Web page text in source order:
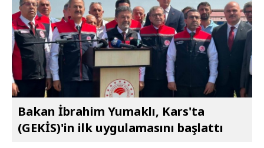
Bakan İbrahim Yumaklı, Kars'ta
(GEKİS)'in ilk uygulamasını başlattı